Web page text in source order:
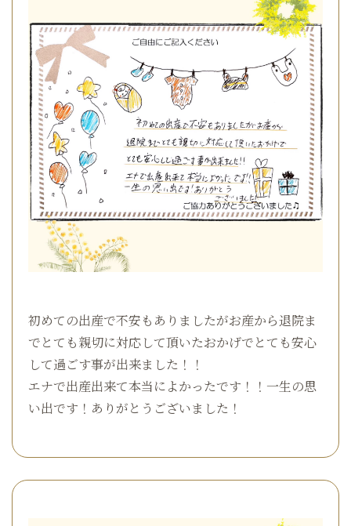
初めての出産で不安もありましたがお産から退院ま
でとても親切に対応して頂いたおかげでとても安心
して過ごす事が出来ました！！
エナで出産出来て本当によかったです！！一生の思
い出です！ありがとうございました！